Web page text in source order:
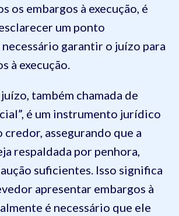
os embargos à execução, é
um ponto
garantir o juízo para
à execução.
também chamada de
é um instrumento jurídico
assegurando que a
respaldada por penhora,
suficientes. Isso significa
apresentar embargos à
é necessário que ele